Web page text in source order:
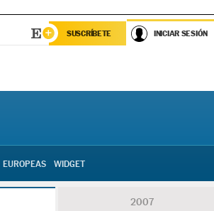
SUSCRÍBETE INICIAR SESIÓN
EUROPEAS WIDGET
2007